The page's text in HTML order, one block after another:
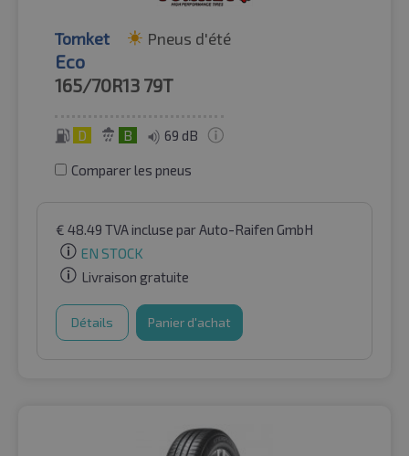
Tomket Pneus d'été
Eco
165/70R13 79T
D B 69 dB
Comparer les pneus
€ 48.49 TVA incluse par Auto-Raifen GmbH
EN STOCK
Livraison gratuite
Détails Panier d'achat